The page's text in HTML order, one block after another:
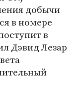
добычи
в номере
в
Дэвид Лезар